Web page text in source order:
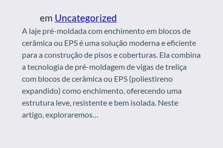
em Uncategorized
A laje pré-moldada com enchimento em blocos de
cerâmica ou EPS é uma solução moderna e eficiente
para a construção de pisos e coberturas. Ela combina
a tecnologia de pré-moldagem de vigas de treliça
com blocos de cerâmica ou EPS (poliestireno
expandido) como enchimento, oferecendo uma
estrutura leve, resistente e bem isolada. Neste
artigo, exploraremos…